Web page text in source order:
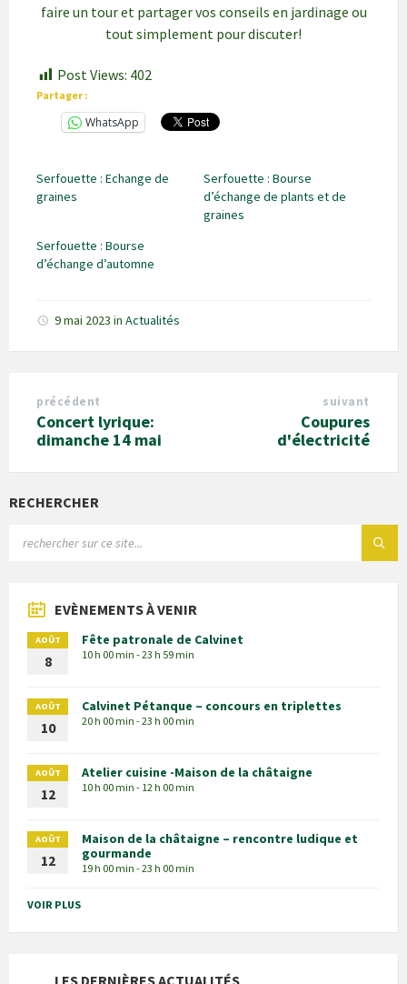
faire un tour et partager vos conseils en jardinage ou
tout simplement pour discuter!
Post Views: 402
Partager :
WhatsApp
Serfouette : Echange de
graines
Serfouette : Bourse
d’échange de plants et de
graines
Serfouette : Bourse
d’échange d’automne
9 mai 2023 in Actualités
précédent
Concert lyrique:
dimanche 14 mai
suivant
Coupures
d'électricité
RECHERCHER
EVÈNEMENTS À VENIR
AOÛT
8
Fête patronale de Calvinet
10 h 00 min - 23 h 59 min
AOÛT
10
Calvinet Pétanque – concours en triplettes
20 h 00 min - 23 h 00 min
AOÛT
12
Atelier cuisine -Maison de la châtaigne
10 h 00 min - 12 h 00 min
AOÛT
12
Maison de la châtaigne – rencontre ludique et
gourmande
19 h 00 min - 23 h 00 min
VOIR PLUS
LES DERNIÈRES ACTUALITÉS